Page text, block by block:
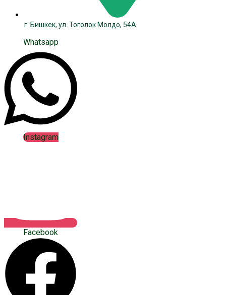
г. Бишкек, ул. Тоголок Молдо, 54А
Whatsapp
Instagram
Facebook